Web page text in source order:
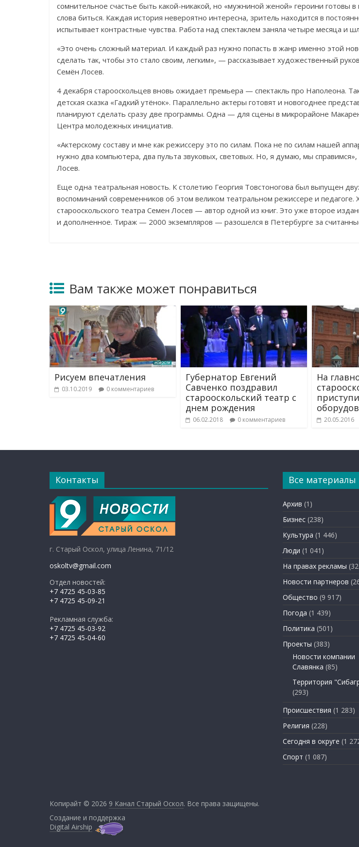
сомнительное счастье быть какой-никакой, но «мужниной женой» героини готовы
слова биться. Каждая история невероятно интересна, зритель находится в
испытывает контрастные чувства. Работа над спектаклем заняла четыре месяца и
«Это очень сложный материал. И каждый раз нужно попасть в жанр именно этой
сделать так, чтобы это стало своим, легким», — рассказывает художественный
Семён Лосев.
4 декабря старооскольцев вновь ожидает премьера — спектакль про Наполеона.
детская сказка «Гадкий утёнок». Параллельно актеры готовят и новогоднее
планируют сделать сразу две программы. Одна — для сцены в микрорайоне
Центра молодежных инициатив.
«Актерскому составу и мне как режиссеру это по силам. Пока не по силам нашей
нужно два компьютера, два пульта звуковых, световых. Но, я думаю, мы
Лосев.
Еще одна театральная новость. К столетию Георгия Товстоногова был выпущен
воспоминаний современников об этом великом театральном режиссере и педагоге.
старооскольского театра Семен Лосев — автор одной из книг. Это уже второе
и дополненное. Тираж — 2000 экземпляров — разошелся в Петербурге за
Вам также может понравиться
Рисуем впечатления
03.10.2019 0 комментариев
Губернатор Евгений
Савченко поздравил
старооскольский театр с
днем рождения
06.02.2018 0 комментариев
На
20.05.2016
Контакты
г. Старый Оскол, улица Ленина, 71/12
oskoltv@gmail.com
Отдел новостей:
+7 4725 45-03-85
+7 4725 45-09-21
Рекламная служба:
+7 4725 45-03-92
+7 4725 45-04-60
Все материалы
Архив (1)
Бизнес (238)
Культура (1 446)
Люди (1 041)
На правах рекламы
Новости партнеров
Общество (9 917)
Погода (1 439)
Политика (501)
Проекты (383)
Новости компании
Славянка (85)
Территория
(293)
Происшествия (1 283)
Религия (228)
Сегодня в округе (1
Спорт (1 087)
Копирайт © 2026 9 Канал Старый Оскол. Все права защищены.
Создание и поддержка
Digital Airship